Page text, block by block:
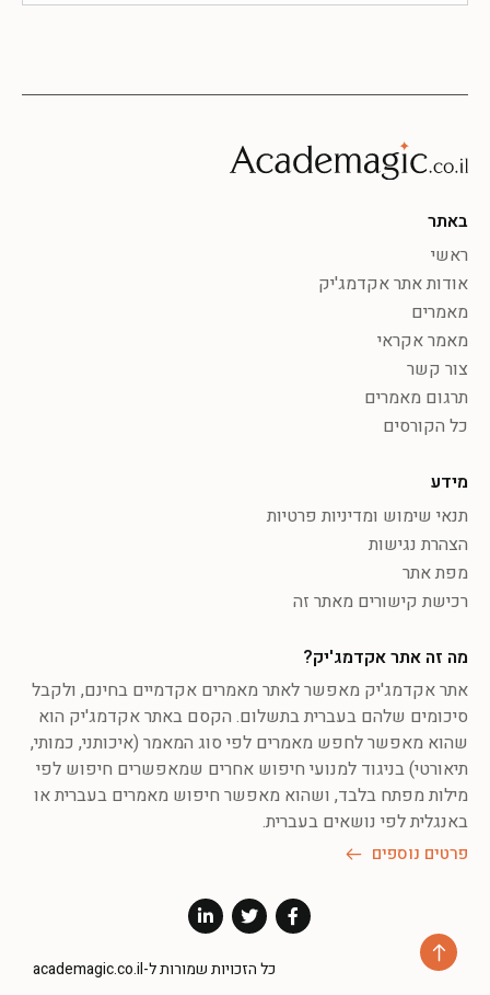
באתר
ראשי
אודות אתר אקדמג'יק
מאמרים
מאמר אקראי
צור קשר
תרגום מאמרים
כל הקורסים
מידע
תנאי שימוש ומדיניות פרטיות
הצהרת נגישות
מפת אתר
רכישת קישורים מאתר זה
מה זה אתר אקדמג'יק?
אתר אקדמג'יק מאפשר לאתר מאמרים אקדמיים בחינם, ולקבל
סיכומים שלהם בעברית בתשלום. הקסם באתר אקדמג'יק הוא
שהוא מאפשר לחפש מאמרים לפי סוג המאמר (איכותני, כמותי,
תיאורטי) בניגוד למנועי חיפוש אחרים שמאפשרים חיפוש לפי
מילות מפתח בלבד, ושהוא מאפשר חיפוש מאמרים בעברית או
באנגלית לפי נושאים בעברית.
פרטים נוספים
כל הזכויות שמורות ל-academagic.co.il